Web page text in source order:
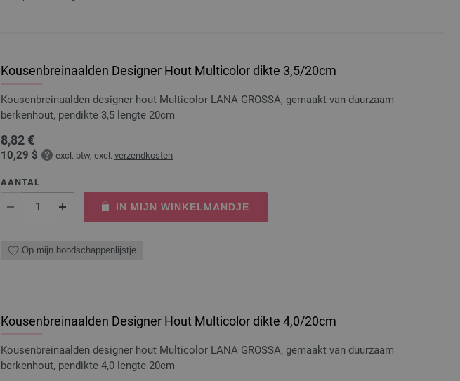
Kousenbreinaalden Designer Hout Multicolor dikte 3,5/20cm
Kousenbreinaalden designer hout Multicolor LANA GROSSA, gemaakt van duurzaam
berkenhout, pendikte 3,5 lengte 20cm
8,82 €
10,29 $ excl. btw, excl. verzendkosten
AANTAL
IN MIJN WINKELMANDJE
Op mijn boodschappenlijstje
Kousenbreinaalden Designer Hout Multicolor dikte 4,0/20cm
Kousenbreinaalden designer hout Multicolor LANA GROSSA, gemaakt van duurzaam
berkenhout, pendikte 4,0 lengte 20cm